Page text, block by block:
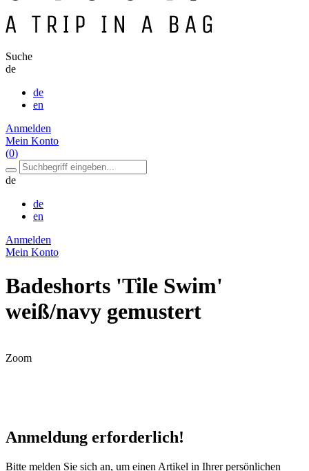
Suche
de
de
en
Anmelden
Mein Konto
(0)
de
de
en
Anmelden
Mein Konto
Badeshorts 'Tile Swim'
weiß/navy gemustert
Zoom
Anmeldung erforderlich!
Bitte melden Sie sich an, um einen Artikel in Ihrer persönlichen